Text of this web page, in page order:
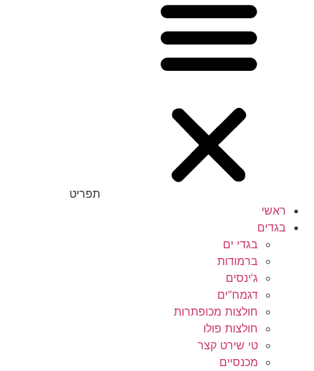
תפריט
ראשי
בגדים
בגדי ים
ברמודות
ג’ינסים
דגמח”ים
חולצות מכופתרות
חולצות פולו
טי שירט קצר
מכנסיים